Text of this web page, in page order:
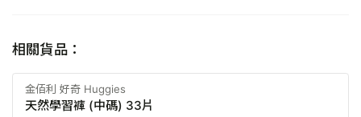
相關貨品：
金佰利 好奇 Huggies
天然學習褲 (中碼) 33片